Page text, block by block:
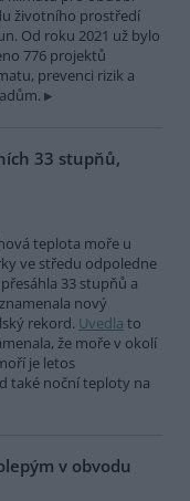
životního prostředí
Od roku 2021 už bylo
776 projektů
prevenci rizik a
33 stupňů,
teplota moře u
ve středu odpoledne
33 stupňů a
nový
rekord. Uvedla to
že moře v okolí
je letos
také noční teploty na
v obvodu